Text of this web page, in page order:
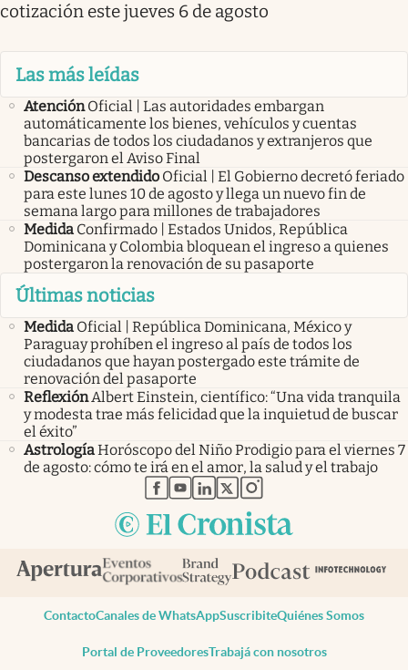
cotización este jueves 6 de agosto
Las más leídas
Atención Oficial | Las autoridades embargan
automáticamente los bienes, vehículos y cuentas
bancarias de todos los ciudadanos y extranjeros que
postergaron el Aviso Final
Descanso extendido Oficial | El Gobierno decretó feriado
para este lunes 10 de agosto y llega un nuevo fin de
semana largo para millones de trabajadores
Medida Confirmado | Estados Unidos, República
Dominicana y Colombia bloquean el ingreso a quienes
postergaron la renovación de su pasaporte
Últimas noticias
Medida Oficial | República Dominicana, México y
Paraguay prohíben el ingreso al país de todos los
ciudadanos que hayan postergado este trámite de
renovación del pasaporte
ReflexiónAlbert Einstein, científico: “Una vida tranquila
y modesta trae más felicidad que la inquietud de buscar
el éxito”
AstrologíaHoróscopo del Niño Prodigio para el viernes 7
de agosto: cómo te irá en el amor, la salud y el trabajo
abre en nueva pestaña
abre en nueva pestaña
abre en nueva pestaña
abre en nueva pestaña
abre en nueva pestaña
ContactoCanales de WhatsAppSuscribiteQuiénes Somos
Portal de ProveedoresTrabajá con nosotros